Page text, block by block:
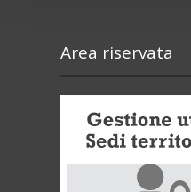
Area riservata